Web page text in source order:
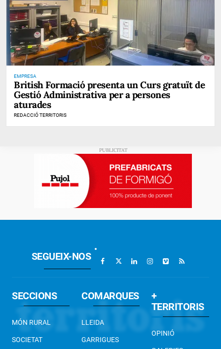
EMPRESA
British Formació presenta un Curs gratuït de
Gestió Administrativa per a persones
aturades
REDACCIÓ TERRITORIS
SEGUEIX-NOS
SECCIONS
MÓN RURAL
SOCIETAT
COMARQUES
LLEIDA
GARRIGUES
+
TERRITORIS
OPINIÓ